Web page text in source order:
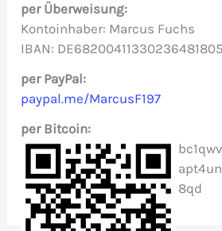
n
a
c
h
:
per Überweisung:
Kontoinhaber: Marcus Fuchs
IBAN: DE68200411330236481805
per PayPal:
paypal.me/MarcusF197
per Bitcoin:
8qd